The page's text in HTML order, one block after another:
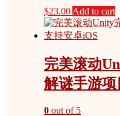
$23.00 Add to cart
完美滚动
解谜手游
0 out of 5